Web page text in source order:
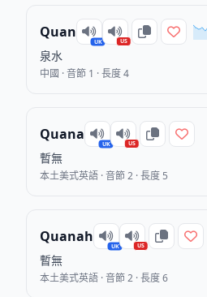
Quan
UK US
泉水
中國 · 音節 1 · 長度 4
Quana
UK US
暫無
本土美式英語 · 音節 2 · 長度 5
Quanah
UK US
暫無
本土美式英語 · 音節 2 · 長度 6